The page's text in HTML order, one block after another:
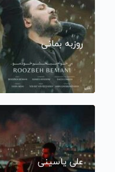
روزبه بمانی
علی یاسینی